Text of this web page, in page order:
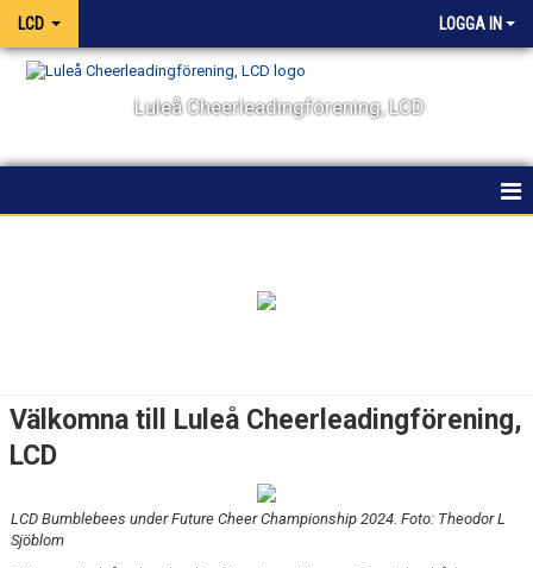
LCD LOGGA IN
Luleå Cheerleadingförening, LCD
VÅRA LAG OCH TRÄNARE
LÄNKAR
Välkomna till Luleå Cheerleadingförening,
LCD
LCD Bumblebees under Future Cheer Championship 2024. Foto: Theodor L
Sjöblom